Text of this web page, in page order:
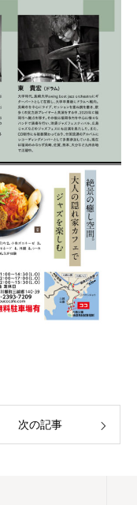
次の記事